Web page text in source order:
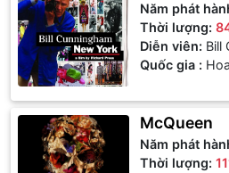
Năm phát
Thời lượng:
Diễn viên: Bill
Quốc gia :
McQueen
Năm phát
Thời lượng: